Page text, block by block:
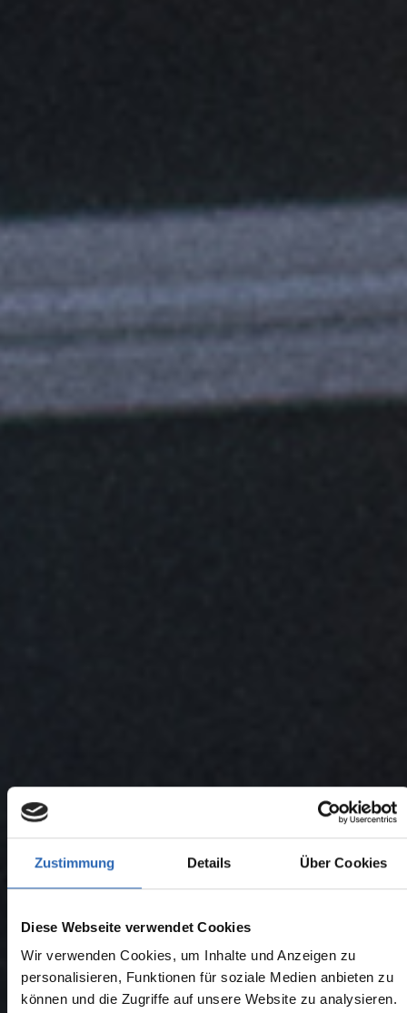
Zustimmung Details Über Cookies
Diese Webseite verwendet Cookies
Wir verwenden Cookies, um Inhalte und Anzeigen zu
personalisieren, Funktionen für soziale Medien anbieten zu
können und die Zugriffe auf unsere Website zu analysieren.